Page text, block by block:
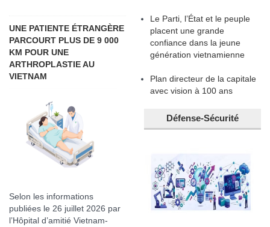
UNE PATIENTE ÉTRANGÈRE
PARCOURT PLUS DE 9 000
KM POUR UNE
ARTHROPLASTIE AU
VIETNAM
Selon les informations
publiées le 26 juillet 2026 par
l’Hôpital d’amitié Vietnam-
Le Parti, l’État et le peuple
placent une grande
confiance dans la jeune
génération vietnamienne
Plan directeur de la capitale
avec vision à 100 ans
Défense-Sécurité